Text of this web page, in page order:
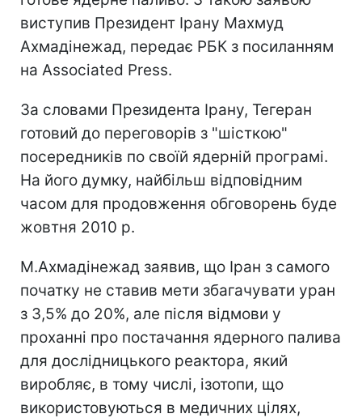
виступив Президент Ірану Махмуд
Ахмадінежад, передає РБК з посиланням
на Associated Press.
За словами Президента Ірану, Тегеран
готовий до переговорів з "шісткою"
посередників по своїй ядерній програмі.
На його думку, найбільш відповідним
часом для продовження обговорень буде
жовтня 2010 р.
М.Ахмадінежад заявив, що Іран з самого
початку не ставив мети збагачувати уран
з 3,5% до 20%, але після відмови у
проханні про постачання ядерного палива
для дослідницького реактора, який
виробляє, в тому числі, ізотопи, що
використовуються в медичних цілях,